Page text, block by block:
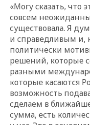
«Могу сказать, что
совсем
существовала. Я
и справедливым и,
политически
решений, которые
разными
которые касаются
возможность
сделаем в
сумма, есть